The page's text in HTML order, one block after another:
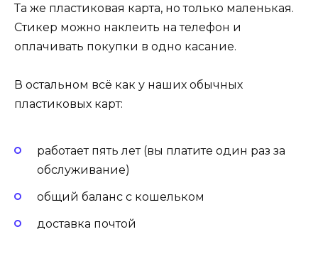
Та же пластиковая карта, но только маленькая.
Стикер можно наклеить на телефон и
оплачивать покупки в одно касание.
В остальном всё как у наших обычных
пластиковых карт:
работает пять лет (вы платите один раз за
обслуживание)
общий баланс с кошельком
доставка почтой